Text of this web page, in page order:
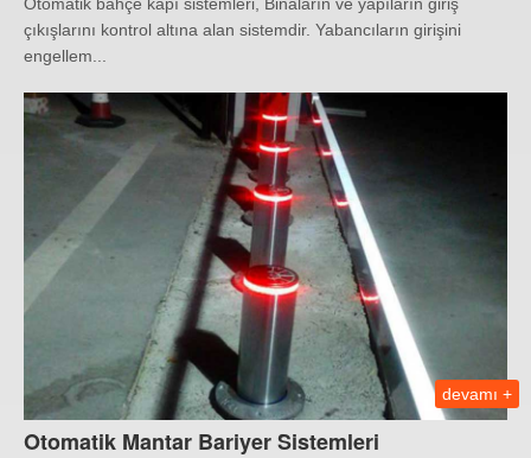
çıkışlarını kontrol altına alan sistemdir. Yabancıların girişini
engellem...
devamı +
Otomatik Mantar Bariyer Sistemleri